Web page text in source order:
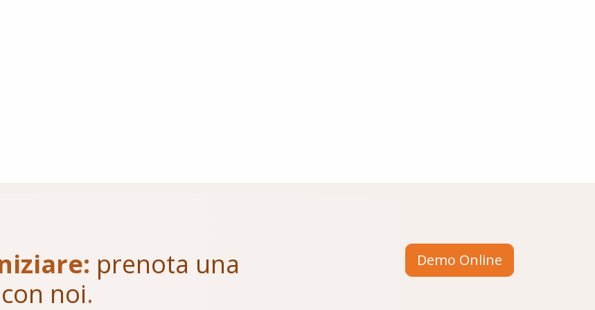
prenota una
noi.
Demo Online